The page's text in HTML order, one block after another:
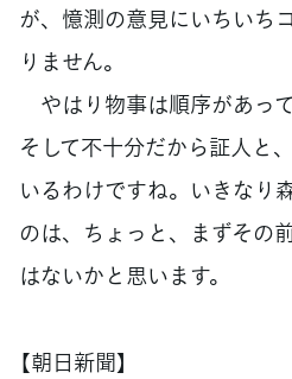
が、憶測の意見にいちいち
りません。
やはり物事は順序があっ
そして不十分だから証人と
いるわけですね。いきなり
のは、ちょっと、まずその
はないかと思います。
【朝日新聞】